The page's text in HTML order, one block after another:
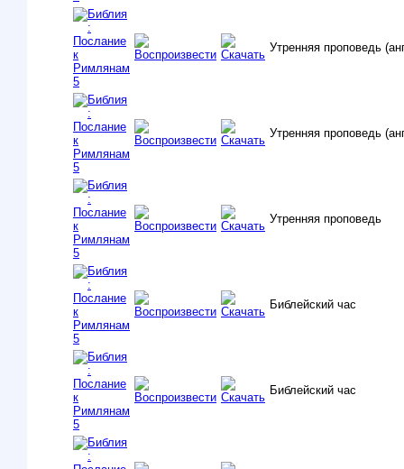
Утренняя проповедь
Утренняя проповедь
Утренняя проповедь
Библейский час
Библейский час